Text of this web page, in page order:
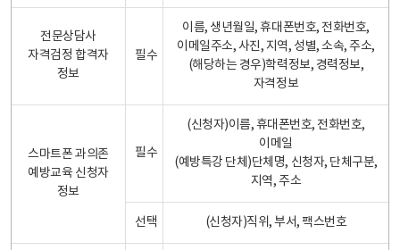
전문상담사
자격검정 합격자
정보
필수
이름, 생년월일, 휴대폰번호, 전화번호,
이메일주소, 사진, 지역, 성별, 소속, 주소,
(해당하는 경우)학력정보, 경력정보,
자격정보
스마트폰 과의존
예방교육 신청자
정보
필수
(신청자)이름, 휴대폰번호, 전화번호,
이메일
(예방특강 단체)단체명, 신청자, 단체구분,
지역, 주소
선택 (신청자)직위, 부서, 팩스번호